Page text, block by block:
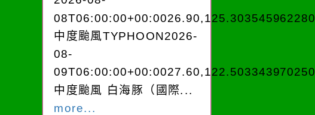
08T06:00:00+00:0026.90,125.303545962280
中度颱風TYPHOON2026-
08-
09T06:00:00+00:0027.60,122.503343970250
中度颱風 白海豚（國際...
more...